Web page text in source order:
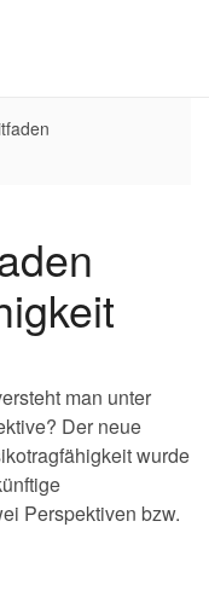
man unter
Der neue
wurde
Perspektiven bzw.